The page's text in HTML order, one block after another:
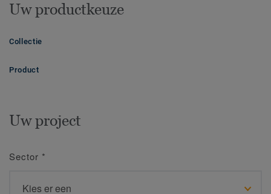
Uw productkeuze
Collectie
Product
Uw project
Sector *